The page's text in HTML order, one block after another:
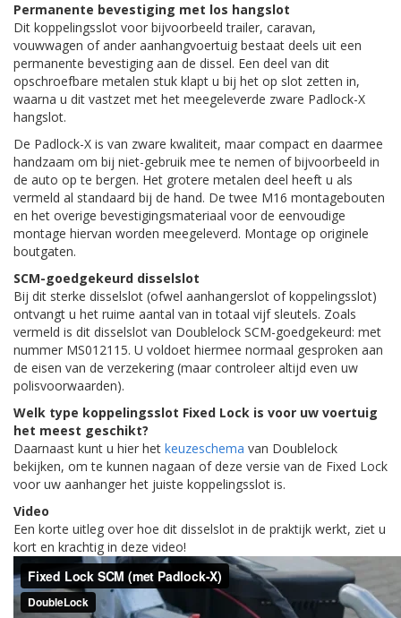
Permanente bevestiging met los hangslot
Dit koppelingsslot voor bijvoorbeeld trailer, caravan,
vouwwagen of ander aanhangvoertuig bestaat deels uit een
permanente bevestiging aan de dissel. Een deel van dit
opschroefbare metalen stuk klapt u bij het op slot zetten in,
waarna u dit vastzet met het meegeleverde zware Padlock-X
hangslot.
De Padlock-X is van zware kwaliteit, maar compact en daarmee
handzaam om bij niet-gebruik mee te nemen of bijvoorbeeld in
de auto op te bergen. Het grotere metalen deel heeft u als
vermeld al standaard bij de hand. De twee M16 montagebouten
en het overige bevestigingsmateriaal voor de eenvoudige
montage hiervan worden meegeleverd. Montage op originele
boutgaten.
SCM-goedgekeurd disselslot
Bij dit sterke disselslot (ofwel aanhangerslot of koppelingsslot)
ontvangt u het ruime aantal van in totaal vijf sleutels. Zoals
vermeld is dit disselslot van Doublelock SCM-goedgekeurd: met
nummer MS012115. U voldoet hiermee normaal gesproken aan
de eisen van de verzekering (maar controleer altijd even uw
polisvoorwaarden).
Welk type koppelingsslot Fixed Lock is voor uw voertuig
het meest geschikt?
Daarnaast kunt u hier het keuzeschema van Doublelock
bekijken, om te kunnen nagaan of deze versie van de Fixed Lock
voor uw aanhanger het juiste koppelingsslot is.
Video
Een korte uitleg over hoe dit disselslot in de praktijk werkt, ziet u
kort en krachtig in deze video!